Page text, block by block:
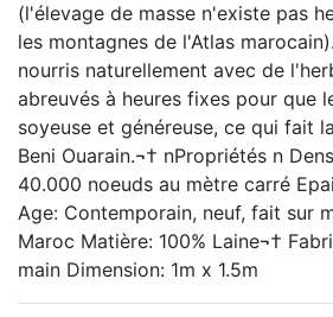
(l'élevage de masse n'existe pas
les montagnes de l'Atlas
nourris naturellement avec de
abreuvés à heures fixes pour que
soyeuse et généreuse, ce qui fait
Beni Ouarain.¬† nPropriétés n
40.000 noeuds au mètre carré
Age: Contemporain, neuf, fait sur
Maroc Matière: 100% Laine¬†
main Dimension: 1m x 1.5m